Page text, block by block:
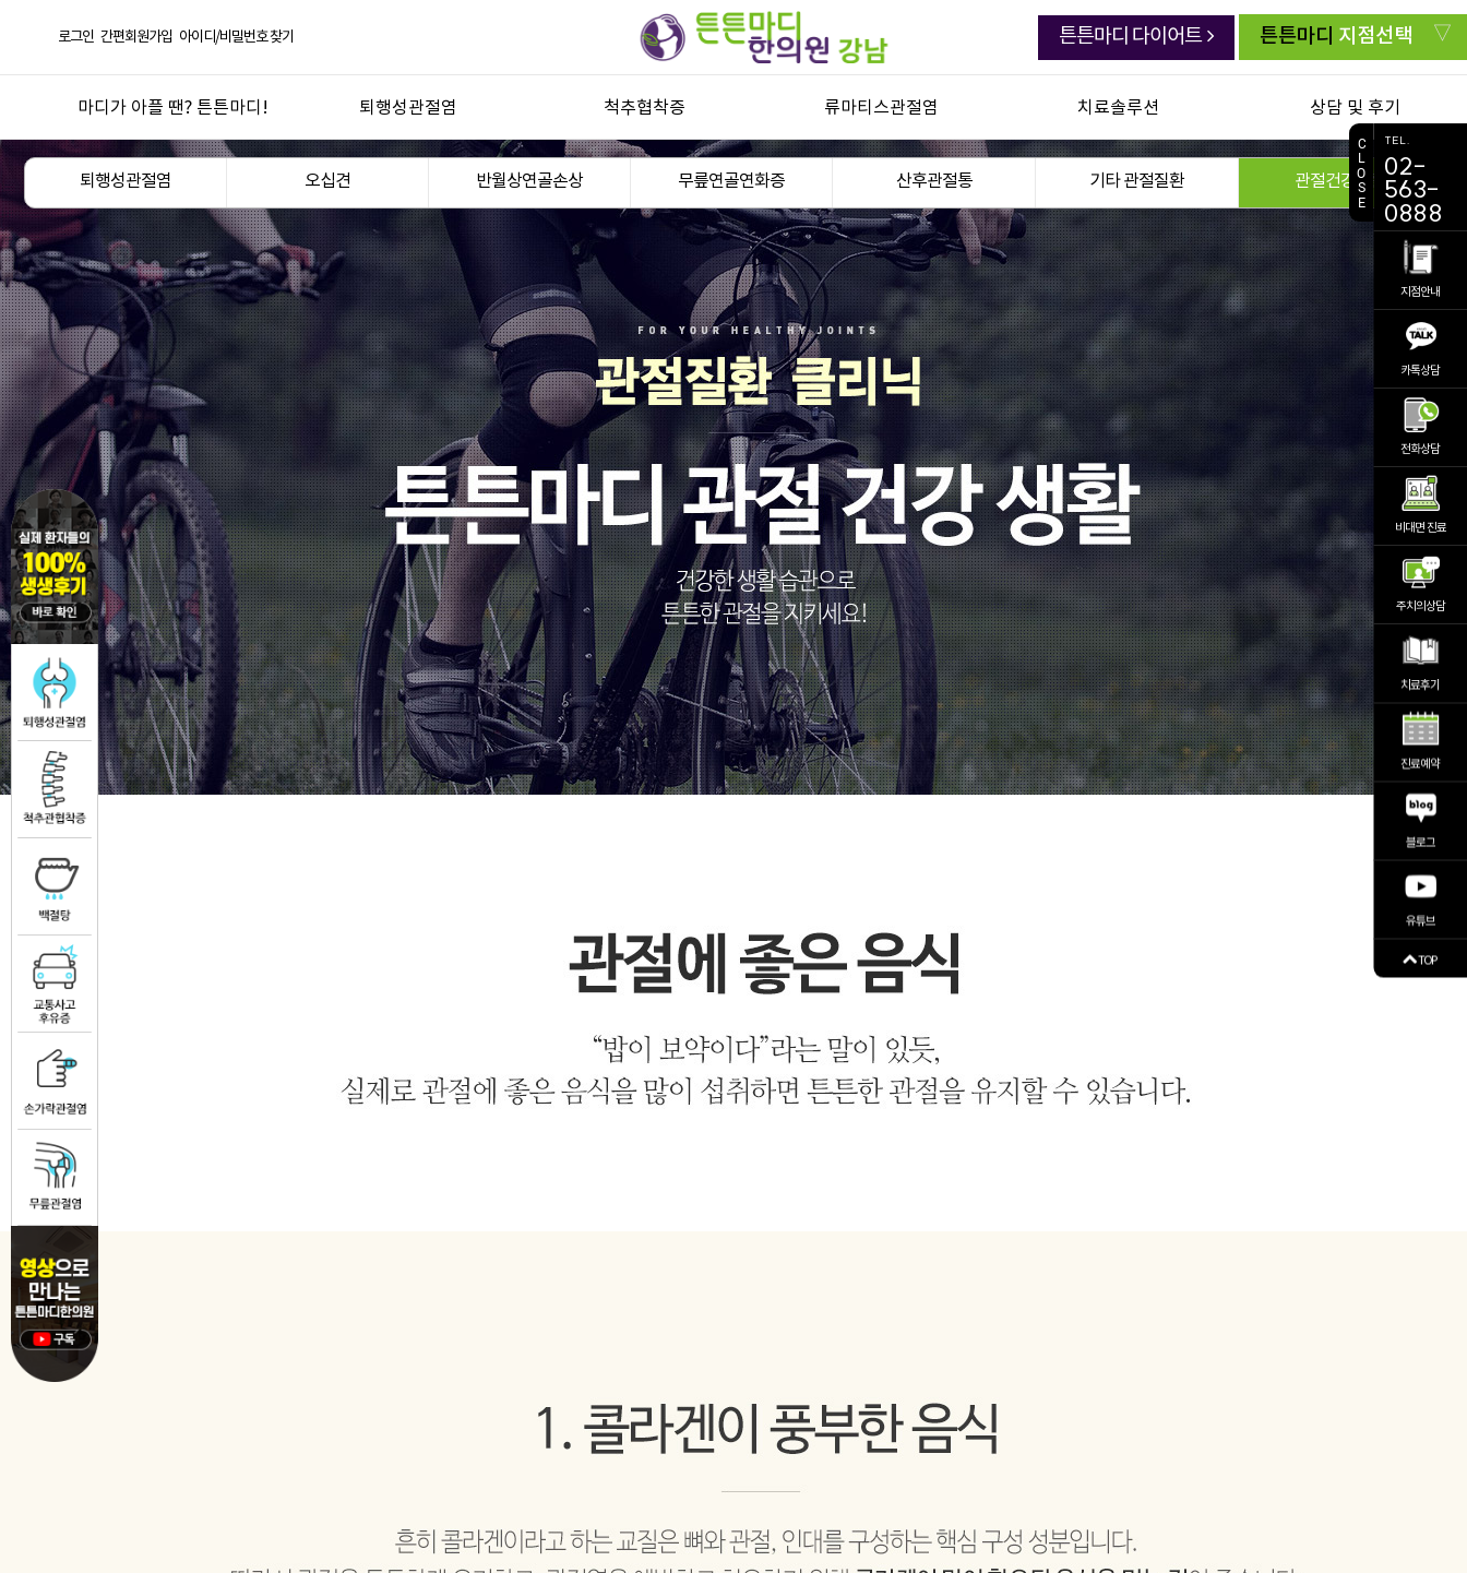
로그인 간편회원가입 아이디/비밀번호 찾기 튼튼마디 다이어트 튼튼마디 지점선택
마디가 아플 땐? 튼튼마디! 퇴행성관절염 척추협착증 류마티스관절염 치료솔루션 상담 및 후기
선택! 튼튼마디
튼튼마디 연혁
좋은약재 안심탕전
언론 보도 및 칼럼
튼튼마디 TV
도서
진료절차
지점안내
반월상연골손상
무릎연골연화증
산후관절통
기타 관절질환
관절건강생활
퇴행성디스크
기타 척추질환
류마티스관절염과 자가진단
연골한약 백절탕
추나요법
첩약 건강보험
교통사고 후유증
치료생생 동영상
생생치료 후기
자주묻는 질문
주치의 상담실
전화상담 요청
진료 예약
비대면 진료
퇴행성관절염 오십견 반월상연골손상 무릎연골연화증 산후관절통 기타 관절질환 관절건강생활
C
L
O
S
E
TEL.
02-
563-
0888
지점안내
카톡상담
전화상담
비대면 진료
주치의상담
치료후기
진료예약
블로그
유튜브
TOP